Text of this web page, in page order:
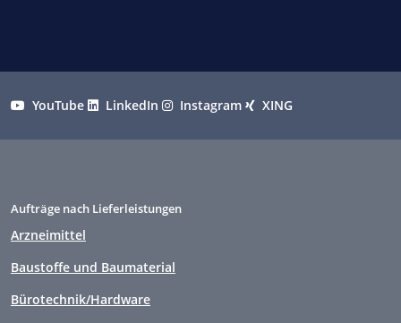
YouTube LinkedIn Instagram XING
Aufträge nach Lieferleistungen
Arzneimittel
Baustoffe und Baumaterial
Bürotechnik/Hardware